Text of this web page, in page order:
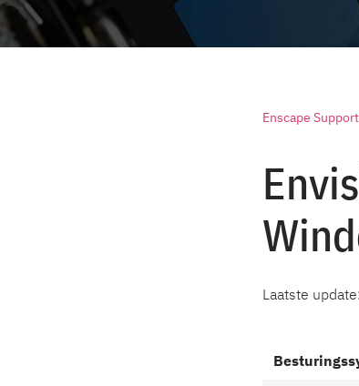
Enscape Support
Laatste update: